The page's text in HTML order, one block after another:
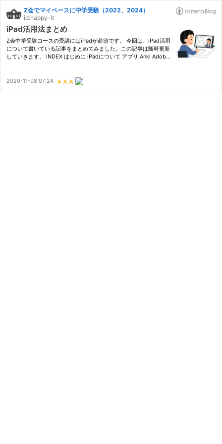
Z会でマイペースに中学受験（2022、2024）
id:happy-it
iPad活用法まとめ
Z会中学受験コースの受講にはiPadが必須です。 今回は、iPad活用
について書いている記事をまとめてみました。この記事は随時更新
していきます。 INDEX はじめに iPadについて アプリ Anki Adobe
2020-11-08 07:24